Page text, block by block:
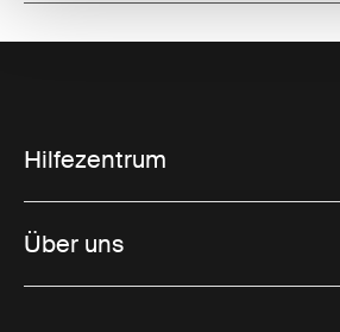
Hilfezentrum
Über uns